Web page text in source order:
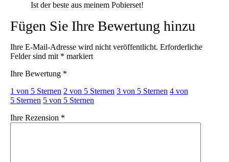
Ist der beste aus meinem Pobierset!
Fügen Sie Ihre Bewertung hinzu
Ihre E-Mail-Adresse wird nicht veröffentlicht. Erforderliche
Felder sind mit * markiert
Ihre Bewertung *
1 von 5 Sternen 2 von 5 Sternen 3 von 5 Sternen 4 von
5 Sternen 5 von 5 Sternen
Ihre Rezension *